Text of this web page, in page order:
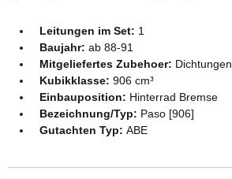
Leitungen im Set: 1
Baujahr: ab 88-91
Mitgeliefertes Zubehoer: Dichtungen
Kubikklasse: 906 cm³
Einbauposition: Hinterrad Bremse
Bezeichnung/Typ: Paso [906]
Gutachten Typ: ABE